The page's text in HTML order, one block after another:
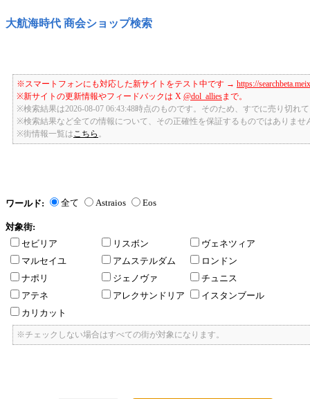
大航海時代 商会ショップ検索
※スマートフォンにも対応した新サイトをテスト中です → https://
※新サイトの更新情報やフィードバックは X @dol_alliesまで。
※検索結果は2026-08-07 06:43:48時点のものです。そのため、すでに売り切れ
※検索結果など全ての情報について、その正確性を保証するものではありませ
※街情報一覧は こちら
ワールド: 全て Astraios Eos
対象街:
セビリア
リスボン
ヴェネツィア
マルセイユ
アムステルダム
ロンドン
ナポリ
ジェノヴァ
チュニス
アテネ
アレクサンドリア
イスタンブール
カリカット
※チェックしない場合はすべての街が対象になります。